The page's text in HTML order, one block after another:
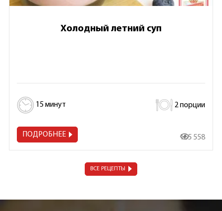
Холодный летний суп
15 минут 2 порции
ПОДРОБНЕЕ 165 558
ВСЕ РЕЦЕПТЫ